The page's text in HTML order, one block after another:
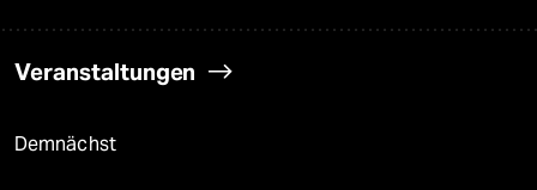
Veranstaltungen
Demnächst